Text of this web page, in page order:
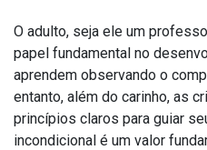
O adulto, seja ele um
papel fundamental no
aprendem observando o
entanto, além do carinho, as
princípios claros para guiar
incondicional é um valor